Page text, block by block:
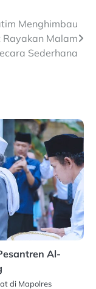
Menghimbau
Malam
Sederhana
Al-
di Mapolres